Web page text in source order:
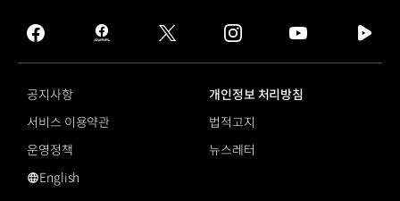
GROUP
facebook
hmg
journal
twitter instagram
tv
공지사항
개인정보 처리방침
서비스 이용약관
법적고지
운영정책
뉴스레터
영문 사이트로 이동
English